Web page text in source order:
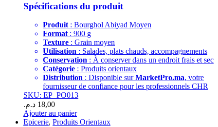
Spécifications du produit
Produit: Bourghol Abiyad Moyen
Format: 900 g
Texture : Grain moyen
Utilisation : Salades, plats chauds, accompagnements
Conservation : À conserver dans un endroit frais et sec
Catégorie : Produits orientaux
Distribution : Disponible surMarketPro.ma, votre
fournisseur de confiance pour les professionnels CHR
SKU: EP_PO013
18,00 د.م.
Ajouter au panier
Epicerie, Produits Orientaux